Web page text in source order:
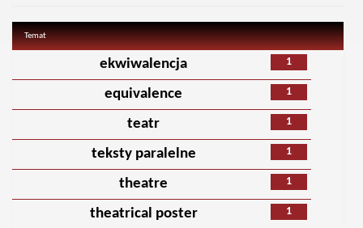
Temat
1
ekwiwalencja
1
equivalence
1
teatr
1
teksty paralelne
1
theatre
1
theatrical poster